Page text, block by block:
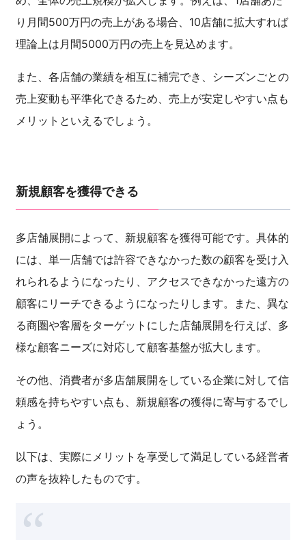
り月間500万円の売上がある場合、10店舗に拡大すれば
理論上は月間5000万円の売上を見込めます。
また、各店舗の業績を相互に補完でき、シーズンごとの
売上変動も平準化できるため、売上が安定しやすい点も
メリットといえるでしょう。
新規顧客を獲得できる
多店舗展開によって、新規顧客を獲得可能です。具体的
には、単一店舗では許容できなかった数の顧客を受け入
れられるようになったり、アクセスできなかった遠方の
顧客にリーチできるようになったりします。また、異な
る商圏や客層をターゲットにした店舗展開を行えば、多
様な顧客ニーズに対応して顧客基盤が拡大します。
その他、消費者が多店舗展開をしている企業に対して信
頼感を持ちやすい点も、新規顧客の獲得に寄与するでし
ょう。
以下は、実際にメリットを享受して満足している経営者
の声を抜粋したものです。